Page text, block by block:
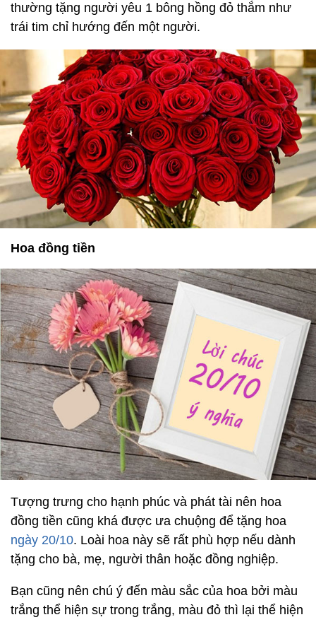
thường tặng người yêu 1 bông hồng đỏ thắm như
trái tim chỉ hướng đến một người.
Hoa đồng tiền
Tượng trưng cho hạnh phúc và phát tài nên hoa
đồng tiền cũng khá được ưa chuộng để tặng hoa
ngày 20/10. Loài hoa này sẽ rất phù hợp nếu dành
tặng cho bà, mẹ, người thân hoặc đồng nghiệp.
Bạn cũng nên chú ý đến màu sắc của hoa bởi màu
trắng thể hiện sự trong trắng, màu đỏ thì lại thể hiện